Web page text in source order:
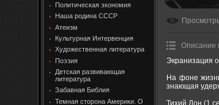
Политическая экономия
Наша родина СССР
Атеизм
Культурная Интервенция
Художественная литература
Поэзия
Детская развивающая
литература
Забавная Библия
Темная сторона Америки. О
Описание
Экранизация
На фоне
знающая
Тихий Дон (1